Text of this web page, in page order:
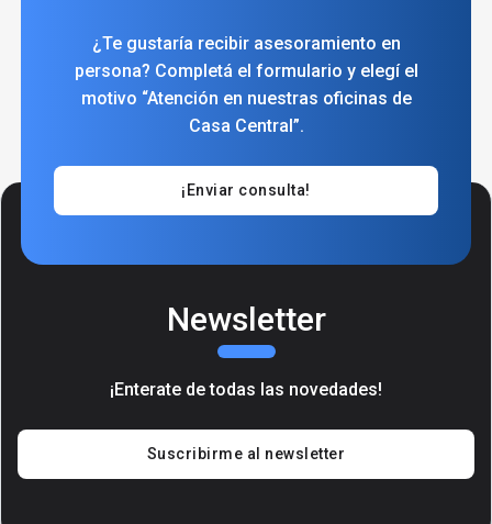
¿Te gustaría recibir asesoramiento en
persona? Completá el formulario y elegí el
motivo “Atención en nuestras oficinas de
Casa Central”.
¡Enviar consulta!
Newsletter
¡Enterate de todas las novedades!
Suscribirme al newsletter